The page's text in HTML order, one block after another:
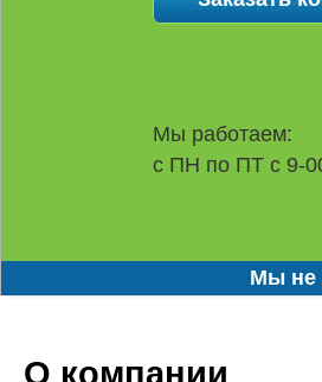
Мы работаем:
с ПН по ПТ с 9-
Мы не
О компании